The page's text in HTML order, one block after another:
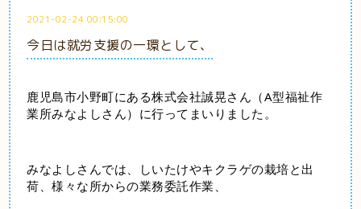
2021-02-24 00:15:00
今日は就労支援の一環として、
鹿児島市小野町にある株式会社誠晃さん（A型福祉作
業所みなよしさん）に行ってまいりました。
みなよしさんでは、しいたけやキクラゲの栽培と出
荷、様々な所からの業務委託作業、